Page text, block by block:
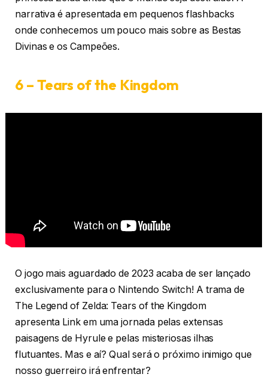
narrativa é apresentada em pequenos flashbacks
onde conhecemos um pouco mais sobre as Bestas
Divinas e os Campeões.
6 – Tears of the Kingdom
O jogo mais aguardado de 2023 acaba de ser lançado
exclusivamente para o Nintendo Switch! A trama de
The Legend of Zelda: Tears of the Kingdom
apresenta Link em uma jornada pelas extensas
paisagens de Hyrule e pelas misteriosas ilhas
flutuantes. Mas e aí? Qual será o próximo inimigo que
nosso guerreiro irá enfrentar?